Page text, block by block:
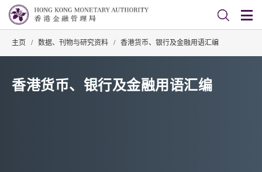
主页 / 数据、刊物与研究资料 / 香港货币、银行及金融用语汇编
香港货币、银行及金融用语汇编